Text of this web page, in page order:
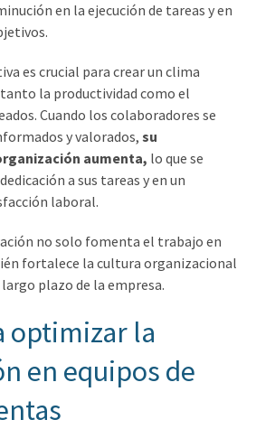
en la ejecución de tareas y en
es crucial para crear un clima
la productividad como el
Cuando los colaboradores se
y valorados, su
aumenta, lo que se
a sus tareas y en un
laboral.
no solo fomenta el trabajo en
fortalece la cultura organizacional
plazo de la empresa.
optimizar la
en equipos de